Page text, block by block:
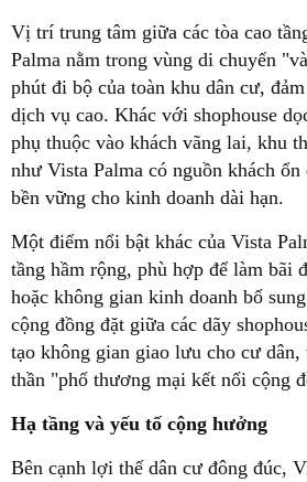
Vị trí trung tâm giữa các tòa cao
Palma nằm trong vùng di chuyển
phút đi bộ của toàn khu dân cư,
dịch vụ cao. Khác với shophouse
phụ thuộc vào khách vãng lai, khu
như Vista Palma có nguồn khách
bền vững cho kinh doanh dài hạn.
Một điểm nổi bật khác của Vista
tầng hầm rộng, phù hợp để làm bãi
hoặc không gian kinh doanh bổ
cộng đồng đặt giữa các dãy
tạo không gian giao lưu cho cư
thần "phố thương mại kết nối cộng
Hạ tầng và yếu tố cộng hưởng
Bên cạnh lợi thế dân cư đông đúc,